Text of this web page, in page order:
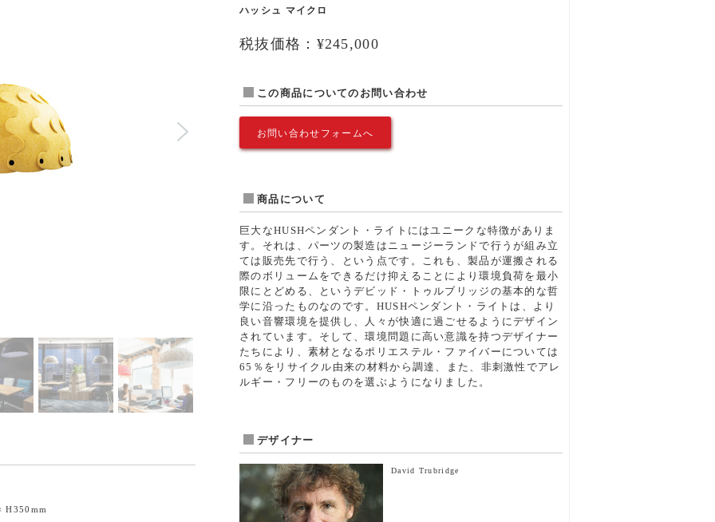
ハッシュ マイクロ
税抜価格：¥245,000
この商品についてのお問い合わせ
お問い合わせフォームへ
商品について
巨大なHUSHペンダント・ライトにはユニークな特徴がありま
す。それは、パーツの製造はニュージーランドで行うが組み立
ては販売先で行う、という点です。これも、製品が運搬される
際のボリュームをできるだけ抑えることにより環境負荷を最小
限にとどめる、というデビッド・トゥルブリッジの基本的な哲
学に沿ったものなのです。HUSHペンダント・ライトは、より
良い音響環境を提供し、人々が快適に過ごせるようにデザイン
されています。そして、環境問題に高い意識を持つデザイナー
たちにより、素材となるポリエステル・ファイバーについては
65％をリサイクル由来の材料から調達、また、非刺激性でアレ
ルギー・フリーのものを選ぶようになりました。
デザイナー
David Trubridge
H350mm